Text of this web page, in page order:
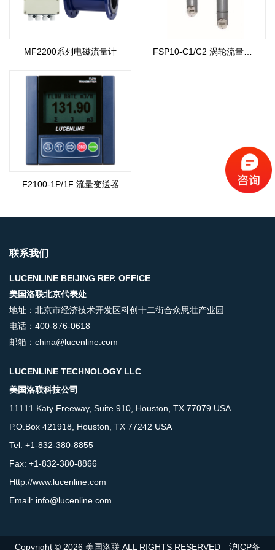
MF2200系列电磁流量计
F2100-1P/1F 流量变送器
联系我们
LUCENLINE BEIJING REP. OFFICE
美国洛联北京代表处
地址：北京市经济技术开发区科创十二街合众思壮产业园
电话：400-876-0618
邮箱：china@lucenline.com
LUCENLINE TECHNOLOGY LLC
美国洛联科技公司
11111 Katy Freeway, Suite 910, Houston, TX 77079 USA
P.O.Box 421918, Houston, TX 77242 USA
Tel: +1-832-380-8855
Fax: +1-832-380-8866
Http://www.lucenline.com
Email: info@lucenline.com
Copyright © 2026 美国洛联 ALL RIGHTS RESERVED 沪ICP备